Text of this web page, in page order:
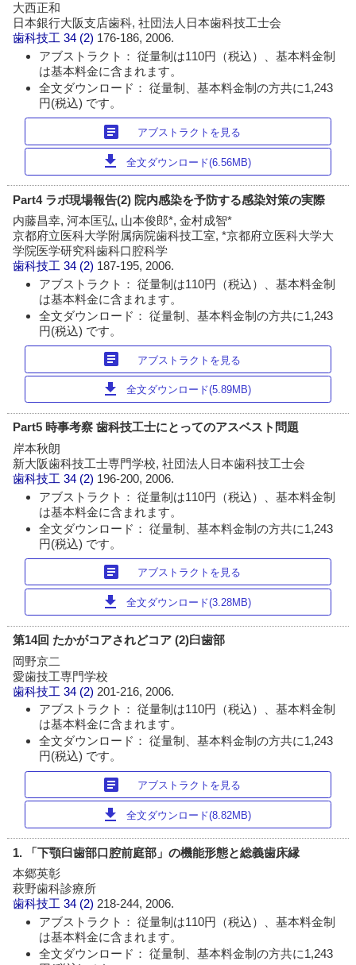
大西正和
日本銀行大阪支店歯科, 社団法人日本歯科技工士会
歯科技工 34 (2) 176-186, 2006.
アブストラクト： 従量制は110円（税込）、基本料金制
は基本料金に含まれます。
全文ダウンロード： 従量制、基本料金制の方共に1,243
円(税込) です。
article アブストラクトを見る
download 全文ダウンロード(6.56MB)
Part4 ラボ現場報告(2) 院内感染を予防する感染対策の実際
内藤昌幸, 河本匡弘, 山本俊郎*, 金村成智*
京都府立医科大学附属病院歯科技工室, *京都府立医科大学大
学院医学研究科歯科口腔科学
歯科技工 34 (2) 187-195, 2006.
アブストラクト： 従量制は110円（税込）、基本料金制
は基本料金に含まれます。
全文ダウンロード： 従量制、基本料金制の方共に1,243
円(税込) です。
article アブストラクトを見る
download 全文ダウンロード(5.89MB)
Part5 時事考察 歯科技工士にとってのアスベスト問題
岸本秋朗
新大阪歯科技工士専門学校, 社団法人日本歯科技工士会
歯科技工 34 (2) 196-200, 2006.
アブストラクト： 従量制は110円（税込）、基本料金制
は基本料金に含まれます。
全文ダウンロード： 従量制、基本料金制の方共に1,243
円(税込) です。
article アブストラクトを見る
download 全文ダウンロード(3.28MB)
第14回 たかがコアされどコア (2)臼歯部
岡野京二
愛歯技工専門学校
歯科技工 34 (2) 201-216, 2006.
アブストラクト： 従量制は110円（税込）、基本料金制
は基本料金に含まれます。
全文ダウンロード： 従量制、基本料金制の方共に1,243
円(税込) です。
article アブストラクトを見る
download 全文ダウンロード(8.82MB)
1. 「下顎臼歯部口腔前庭部」の機能形態と総義歯床縁
本郷英彰
萩野歯科診療所
歯科技工 34 (2)218-244, 2006.
アブストラクト： 従量制は110円（税込）、基本料金制
は基本料金に含まれます。
全文ダウンロード： 従量制、基本料金制の方共に1,243